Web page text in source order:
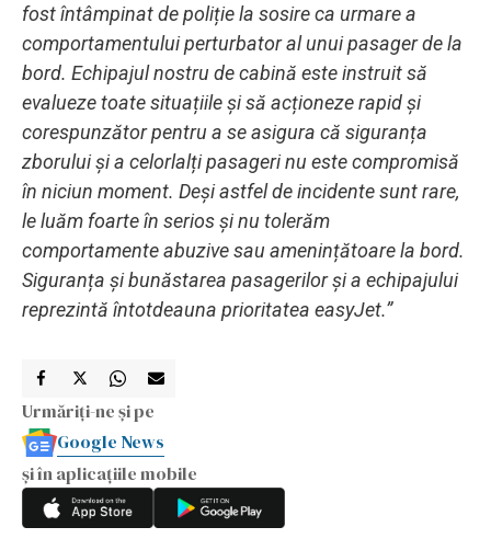
fost întâmpinat de poliție la sosire ca urmare a
comportamentului perturbator al unui pasager de la
bord. Echipajul nostru de cabină este instruit să
evalueze toate situațiile și să acționeze rapid și
corespunzător pentru a se asigura că siguranța
zborului și a celorlalți pasageri nu este compromisă
în niciun moment. Deși astfel de incidente sunt rare,
le luăm foarte în serios și nu tolerăm
comportamente abuzive sau amenințătoare la bord.
Siguranța și bunăstarea pasagerilor și a echipajului
reprezintă întotdeauna prioritatea easyJet.”
Urmăriți-ne și pe
Google News
și în aplicațiile mobile